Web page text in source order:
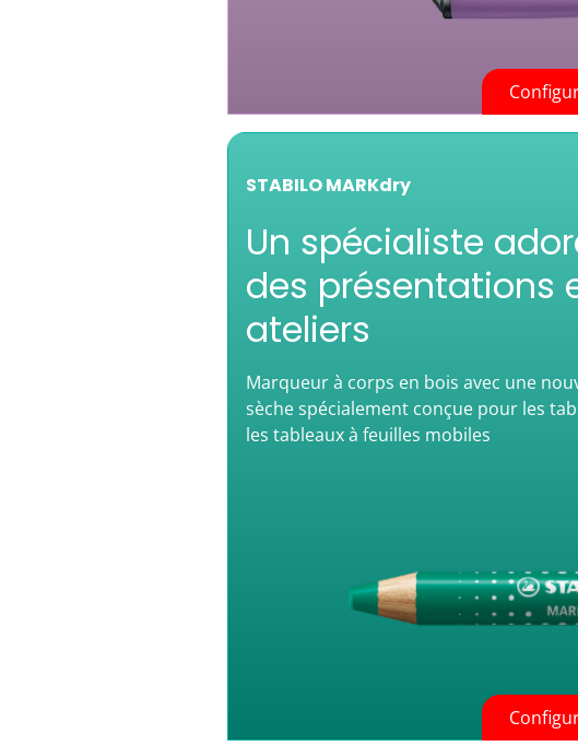
STABILO MARKdry
Un spécialiste
des présentations
ateliers
Marqueur à corps en bois avec une
sèche spécialement conçue pour les
les tableaux à feuilles mobiles